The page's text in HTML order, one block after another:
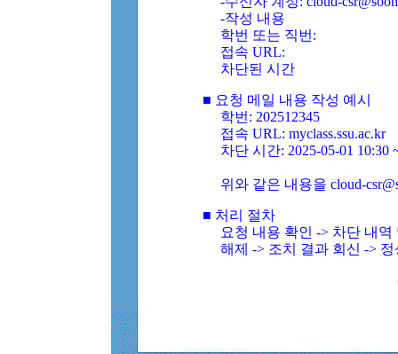
-작성 내용
학번 또는 직번:
접속 URL:
차단된 시간
■ 요청 메일 내용 작성 예시
학번: 202512345
접속 URL: myclass.ssu.ac.kr
차단 시간: 2025-05-01 10:30
위와 같은 내용을 cloud-
■ 처리 절차
요청 내용 확인 -> 차단 내
해제 -> 조치 결과 회신 ->